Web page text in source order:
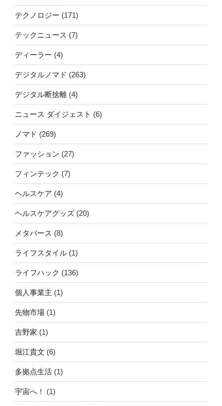
テクノロジー (171)
テックニュース (7)
ディーラー (4)
デジタルノマド (263)
デジタル断捨離 (4)
ニュース ダイジェスト (6)
ノマド (269)
ファッション (27)
フィンテック (7)
ヘルスケア (4)
ヘルスケアグッズ (20)
メタバース (8)
ライフスタイル (1)
ライフハック (136)
個人事業主 (1)
先物市場 (1)
吉野家 (1)
堀江貴文 (6)
多拠点生活 (1)
宇宙へ！ (1)